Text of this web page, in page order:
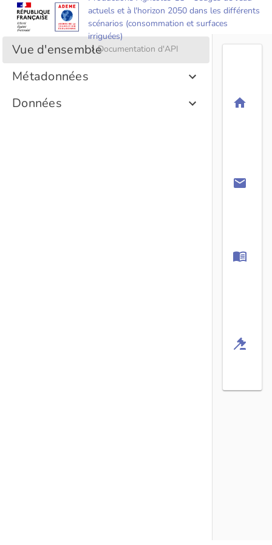
actuels et à l'horizon 2050 dans les différents
scénarios (consommation et surfaces
irriguées)
Documentation d'API